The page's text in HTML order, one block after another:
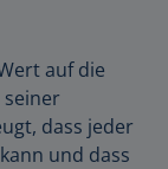
auf die
seiner
dass jeder
und dass